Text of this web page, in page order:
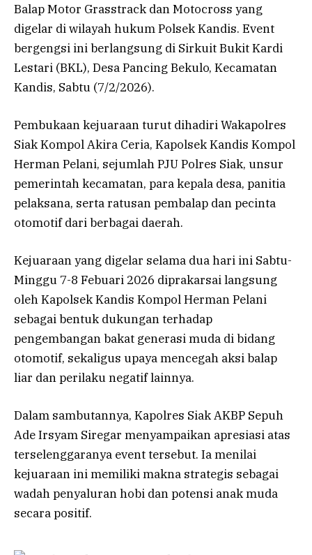
Balap Motor Grasstrack dan Motocross yang
digelar di wilayah hukum Polsek Kandis. Event
bergengsi ini berlangsung di Sirkuit Bukit Kardi
Lestari (BKL), Desa Pancing Bekulo, Kecamatan
Kandis, Sabtu (7/2/2026).
Pembukaan kejuaraan turut dihadiri Wakapolres
Siak Kompol Akira Ceria, Kapolsek Kandis Kompol
Herman Pelani, sejumlah PJU Polres Siak, unsur
pemerintah kecamatan, para kepala desa, panitia
pelaksana, serta ratusan pembalap dan pecinta
otomotif dari berbagai daerah.
Kejuaraan yang digelar selama dua hari ini Sabtu-
Minggu 7-8 Febuari 2026 diprakarsai langsung
oleh Kapolsek Kandis Kompol Herman Pelani
sebagai bentuk dukungan terhadap
pengembangan bakat generasi muda di bidang
otomotif, sekaligus upaya mencegah aksi balap
liar dan perilaku negatif lainnya.
Dalam sambutannya, Kapolres Siak AKBP Sepuh
Ade Irsyam Siregar menyampaikan apresiasi atas
terselenggaranya event tersebut. Ia menilai
kejuaraan ini memiliki makna strategis sebagai
wadah penyaluran hobi dan potensi anak muda
secara positif.